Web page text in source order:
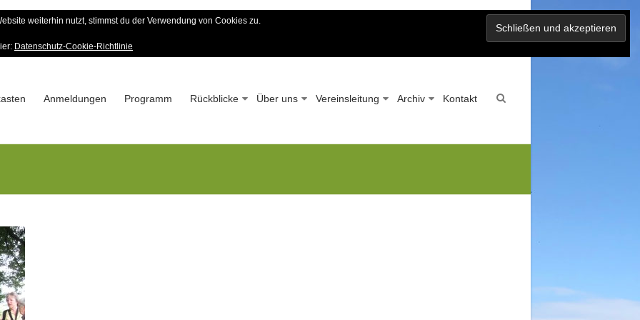
Wald-Verein
Seit 1963
Anmeldungen Programm Rückblicke Über uns Vereinsleitung Archiv Kontakt
weiterhin nutzt, stimmst du der Verwendung von Cookies zu.
Datenschutz-Cookie-Richtlinie